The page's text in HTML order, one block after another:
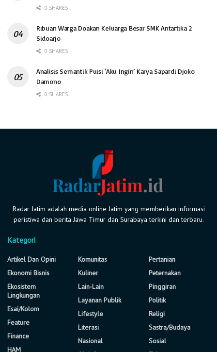
0 SHARES
Ribuan Warga Doakan Keluarga Besar SMK Antartika 2
Sidoarjo
0 SHARES
Analisis Semantik Puisi ‘Aku Ingin’ Karya Sapardi Djoko
Damono
0 SHARES
Radar Jatim adalah media online Jatim yang memberikan informasi
peristiwa dan berita Jawa Timur dan Surabaya terkini dan terbaru.
Kategori
Artikel Dan Opini
Ekonomi Bisnis
Ekosistem
Lingkungan
Esai/Kolom
Feature
Finance
HAM
Komunitas
Kuliner
Lain-Lain
Layanan Publik
Lifestyle
Literasi
Nasional
Pertanian
Peternakan
Pinggiran
Politik
Religi
Sastra/Budaya
Sosial